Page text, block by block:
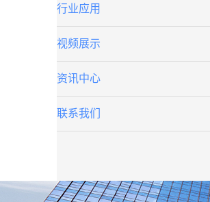
行业应用
视频展示
资讯中心
联系我们